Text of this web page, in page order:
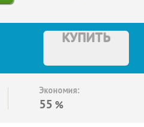
КУПИТЬ
Экономия:
55 %